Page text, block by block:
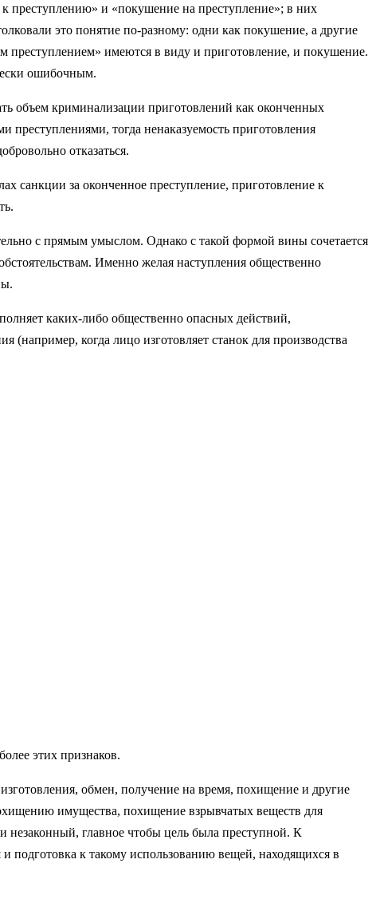
преступлению» и «покушение на преступление»; в них
это понятие по-разному: одни как покушение, а другие
преступлением» имеются в виду и приготовление, и покушение.
ошибочным.
объем криминализации приготовлений как оконченных
преступлениями, тогда ненаказуемость приготовления
отказаться.
санкции за оконченное преступление, приготовление к
с прямым умыслом. Однако с такой формой вины сочетается
Именно желая наступления общественно
каких-либо общественно опасных действий,
когда лицо изготовляет станок для производства
этих признаков.
обмен, получение на время, похищение и другие
имущества, похищение взрывчатых веществ для
незаконный, главное чтобы цель была преступной. К
подготовка к такому использованию вещей, находящихся в